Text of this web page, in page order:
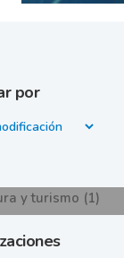
por
y turismo (1)